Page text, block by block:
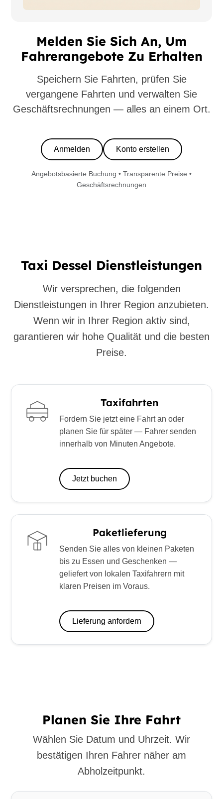
Melden Sie Sich An, Um
Fahrerangebote Zu Erhalten
Speichern Sie Fahrten, prüfen Sie
vergangene Fahrten und verwalten Sie
Geschäftsrechnungen — alles an einem Ort.
Anmelden Konto erstellen
Angebotsbasierte Buchung • Transparente Preise •
Geschäftsrechnungen
Taxi Dessel Dienstleistungen
Wir versprechen, die folgenden
Dienstleistungen in Ihrer Region anzubieten.
Wenn wir in Ihrer Region aktiv sind,
garantieren wir hohe Qualität und die besten
Preise.
Taxifahrten
Fordern Sie jetzt eine Fahrt an oder
planen Sie für später — Fahrer senden
innerhalb von Minuten Angebote.
Jetzt buchen
Paketlieferung
Senden Sie alles von kleinen Paketen
bis zu Essen und Geschenken —
geliefert von lokalen Taxifahrern mit
klaren Preisen im Voraus.
Lieferung anfordern
Planen Sie Ihre Fahrt
Wählen Sie Datum und Uhrzeit. Wir
bestätigen Ihren Fahrer näher am
Abholzeitpunkt.